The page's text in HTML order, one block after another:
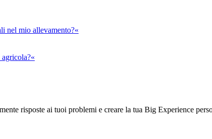
nel mio allevamento?«
risposte ai tuoi problemi e creare la tua Big Experience